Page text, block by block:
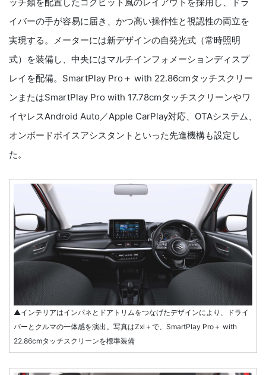
イバーの手が容易に届き、かつ高い操作性と視認性の両立を
実現する。メーターには新デザインの自発光式（常時照明
式）を装備し、中央にはマルチインフォメーションディスプ
レイを配備。SmartPlay Pro＋ with 22.86cmタッチスクリー
ンまたはSmartPlay Pro with 17.78cmタッチスクリーンやワ
イヤレスAndroid Auto／Apple CarPlay対応、OTAシステム、
オンボードボイスアシスタントといった先進機構も設定し
た。
▲インテリアはインパネとドアトリムをつなげたデザインにより、ドライ
バーとクルマの一体感を演出。写真はZxi＋で、SmartPlay Pro＋ with
22.86cmタッチスクリーンを標準装備